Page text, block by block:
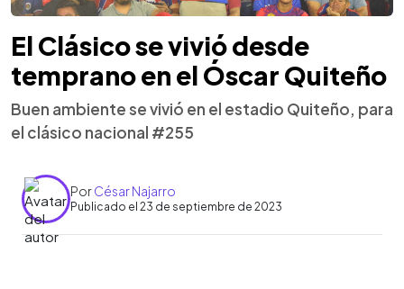
El Clásico se vivió desde
temprano en el Óscar Quiteño
Buen ambiente se vivió en el estadio Quiteño, para
el clásico nacional #255
PorCésar Najarro
Publicado el 23 de septiembre de 2023